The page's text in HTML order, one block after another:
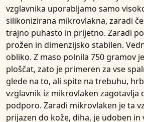
vzglavnika uporabljamo samo
silikonizirana mikrovlakna, zaradi
trajno puhasto in prijetno. Zaradi
prožen in dimenzijsko stabilen.
obliko. Z maso polnila 750 gramov
ploščat, zato je primeren za vse
glede na to, ali spite na trebuhu,
vzglavnik iz mikrovlaken zagotavlja
podporo. Zaradi mikrovlaken je ta
prijazen do kože, diha, je udoben